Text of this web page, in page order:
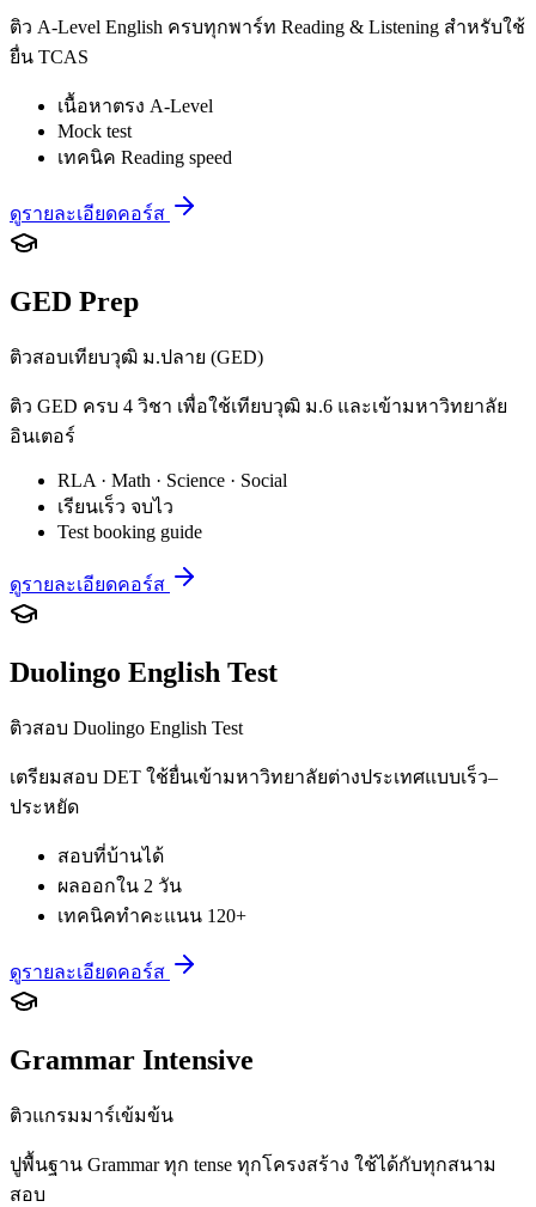
ติว A-Level English ครบทุกพาร์ท Reading & Listening สำหรับใช้
ยื่น TCAS
เนื้อหาตรง A-Level
Mock test
เทคนิค Reading speed
ดูรายละเอียดคอร์ส
GED Prep
ติวสอบเทียบวุฒิ ม.ปลาย (GED)
ติว GED ครบ 4 วิชา เพื่อใช้เทียบวุฒิ ม.6 และเข้ามหาวิทยาลัย
อินเตอร์
RLA · Math · Science · Social
เรียนเร็ว จบไว
Test booking guide
ดูรายละเอียดคอร์ส
Duolingo English Test
ติวสอบ Duolingo English Test
เตรียมสอบ DET ใช้ยื่นเข้ามหาวิทยาลัยต่างประเทศแบบเร็ว–
ประหยัด
สอบที่บ้านได้
ผลออกใน 2 วัน
เทคนิคทำคะแนน 120+
ดูรายละเอียดคอร์ส
Grammar Intensive
ติวแกรมมาร์เข้มข้น
ปูพื้นฐาน Grammar ทุก tense ทุกโครงสร้าง ใช้ได้กับทุกสนาม
สอบ